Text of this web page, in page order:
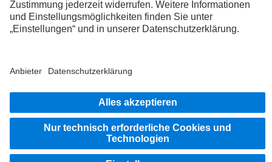
Impressum
Datenschutz
Rechtliche Hinweise
Weitere Datenschutzhinweise